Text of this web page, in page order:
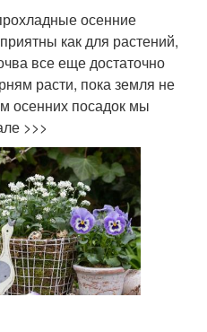
осенние
как для растений,
все еще достаточно
расти, пока земля не
осенних посадок мы
>>>